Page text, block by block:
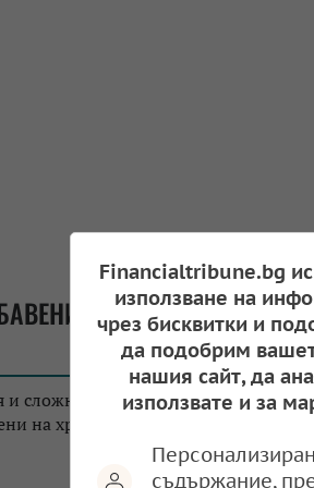
18:05
и сложна геополитика: ФАО отчете
на храните
17:38
Financialtribune.bg
използване на
чрез бисквитки и
да подобрим
нашия сайт, да
използвате и за
съдържание,